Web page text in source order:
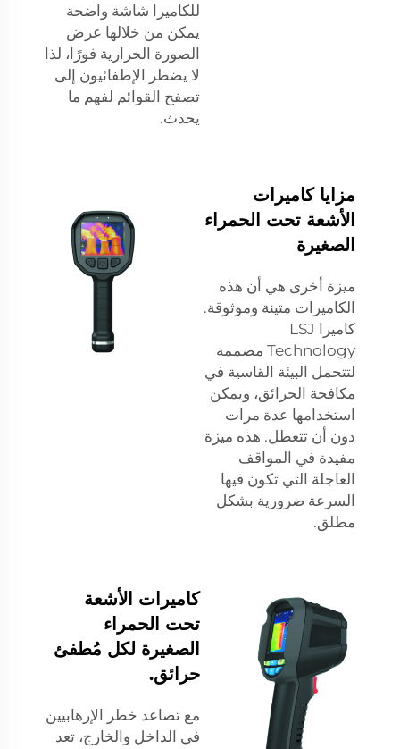
للكاميرا شاشة واضحة
يمكن من خلالها عرض
الصورة الحرارية فورًا، لذا
لا يضطر الإطفائيون إلى
تصفح القوائم لفهم ما
يحدث.
مزايا كاميرات
الأشعة تحت الحمراء
الصغيرة
ميزة أخرى هي أن هذه
الكاميرات متينة وموثوقة.
كاميرا LSJ
Technology مصممة
لتتحمل البيئة القاسية في
مكافحة الحرائق، ويمكن
استخدامها عدة مرات
دون أن تتعطل. هذه ميزة
مفيدة في المواقف
العاجلة التي تكون فيها
السرعة ضرورية بشكل
مطلق.
كاميرات الأشعة
تحت الحمراء
الصغيرة لكل مُطفئ
حرائق.
مع تصاعد خطر الإرهابيين
في الداخل والخارج، تعد